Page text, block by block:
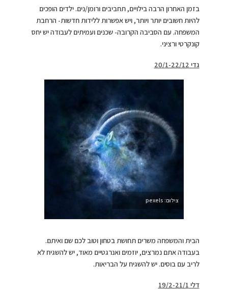
בזמן האחרון הרבה בילויים, תחביבים ורומן/נים. ילדים הופכים
להיות חשובים יותר ויותר, ויש אפשרות ללידות חדשות- הרחבת
המשפחה. עם הסביבה הקרובה- שכנים ועמיתים לעבודה יש יחס
קונקרטי ורציני.
גדי 20/1-22/12
צילום: pexels
הבית והמשפחה משרים תחושת בטחון וטוב לכם שם ואיתם.
בעבודה אתם נמרצים, יוזמים ואנרגטיים מאוד, יש להשגיח לא
לריב עם בוסים. יש להשגיח על הבריאות.
דלי 19/2-21/1